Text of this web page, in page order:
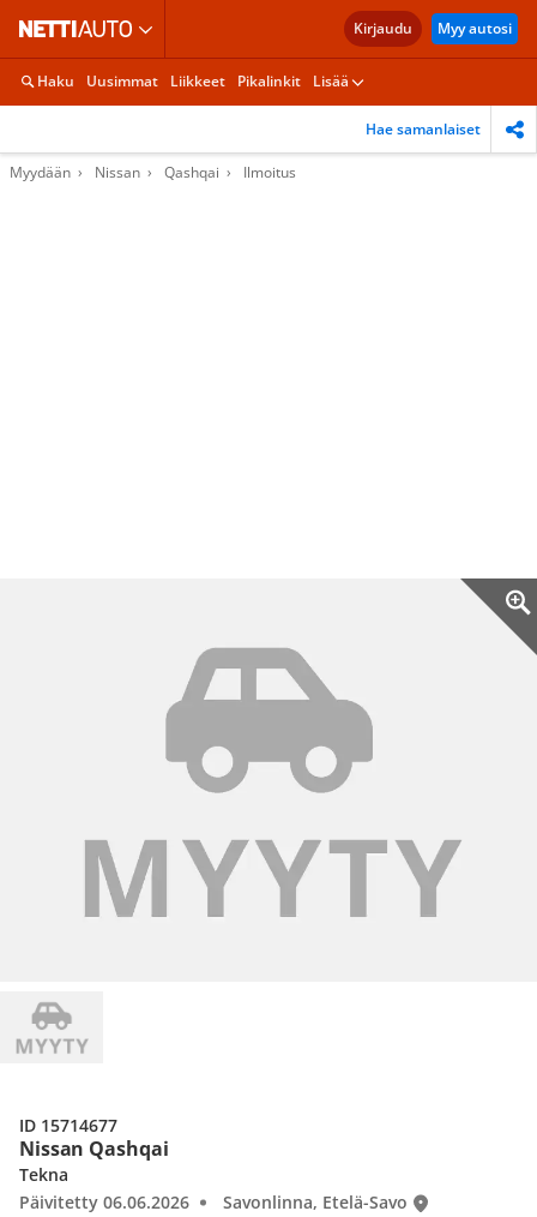
Kirjaudu Myy autosi
Haku Uusimmat Liikkeet Pikalinkit Lisää
Hae samanlaiset
Myydään Nissan Qashqai Ilmoitus
Nissan Qashqai
Tekna
Päivitetty 06.06.2026
Savonlinna, Etelä-Savo
ID 15714677